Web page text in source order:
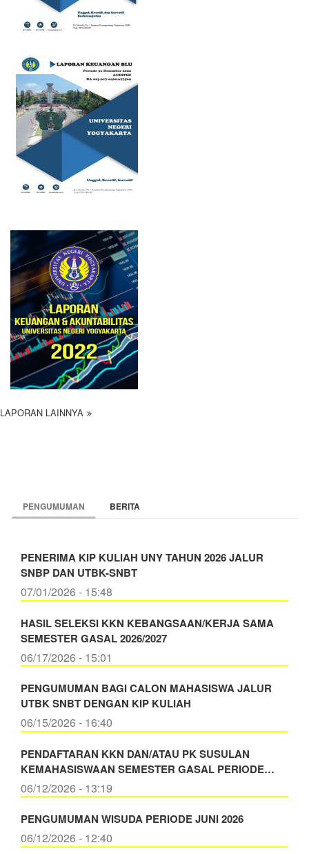
LAPORAN LAINNYA
PENGUMUMAN BERITA
PENERIMA KIP KULIAH UNY TAHUN 2026 JALUR
SNBP DAN UTBK-SNBT
07/01/2026 - 15:48
HASIL SELEKSI KKN KEBANGSAAN/KERJA SAMA
SEMESTER GASAL 2026/2027
06/17/2026 - 15:01
PENGUMUMAN BAGI CALON MAHASISWA JALUR
UTBK SNBT DENGAN KIP KULIAH
06/15/2026 - 16:40
PENDAFTARAN KKN DAN/ATAU PK SUSULAN
KEMAHASISWAAN SEMESTER GASAL PERIODE…
06/12/2026 - 13:19
PENGUMUMAN WISUDA PERIODE JUNI 2026
06/12/2026 - 12:40